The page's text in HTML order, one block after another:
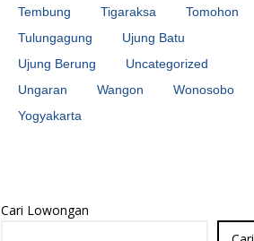
Tembung
Tigaraksa
Tomohon
Tulungagung
Ujung Batu
Ujung Berung
Uncategorized
Ungaran
Wangon
Wonosobo
Yogyakarta
Cari Lowongan